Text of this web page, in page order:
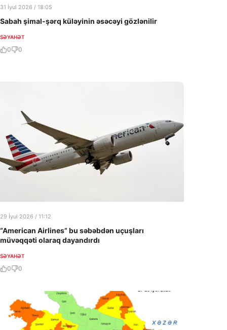
31 İyul 2026 / 18:05
Sabah şimal-şərq küləyinin əsəcəyi gözlənilir
SƏYAHƏT
0 0
29 İyul 2026 / 11:12
“American Airlines” bu səbəbdən uçuşları
müvəqqəti olaraq dayandırdı
SƏYAHƏT
0 0